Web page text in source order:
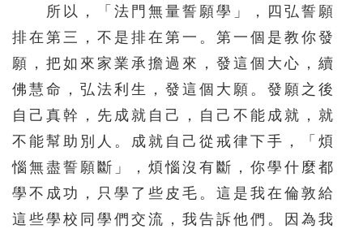
所以，「法門無量誓願學」，四弘誓願
排在第三，不是排在第一。第一個是教你發
願，把如來家業承擔過來，發這個大心，續
佛慧命，弘法利生，發這個大願。發願之後
自己真幹，先成就自己，自己不能成就，就
不能幫助別人。成就自己從戒律下手，「煩
惱無盡誓願斷」，煩惱沒有斷，你學什麼都
學不成功，只學了些皮毛。這是我在倫敦給
這些學校同學們交流，我告訴他們。因為我